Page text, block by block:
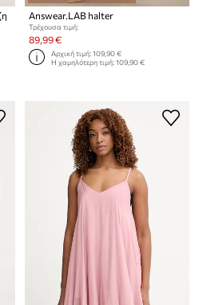
Answear.LAB halter
Τρέχουσα τιμή:
89,99 €
Αρχική τιμή:109,90 €
Η χαμηλότερη τιμή:109,90 €